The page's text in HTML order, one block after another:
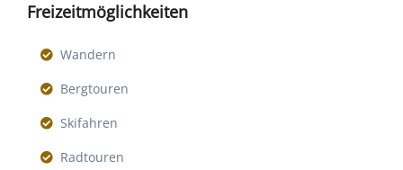
Freizeitmöglichkeiten
Wandern
Bergtouren
Skifahren
Radtouren